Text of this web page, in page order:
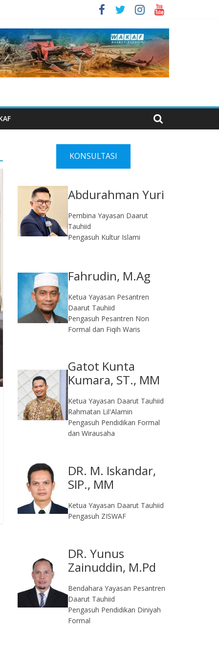
KONSULTASI
Abdurahman Yuri
Pembina Yayasan Daarut
Tauhiid
Pengasuh Kultur Islami
Fahrudin, M.Ag​
Ketua Yayasan Pesantren
Daarut Tauhiid
Pengasuh Pesantren Non
Formal dan Fiqih Waris
Gatot Kunta
Kumara, ST., MM
Ketua Yayasan Daarut Tauhiid
Rahmatan Lil'Alamin
Pengasuh Pendidikan Formal
dan Wirausaha
DR. M. Iskandar,
SIP., MM
Ketua Yayasan Daarut Tauhiid
Pengasuh ZISWAF
DR. Yunus
Zainuddin, M.Pd
Bendahara Yayasan Pesantren
Daarut Tauhiid
Pengasuh Pendidikan Diniyah
Formal